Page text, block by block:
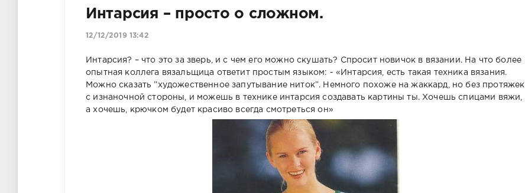
Интарсия – просто о сложном.
12/12/2019 13:42
Интарсия? – что это за зверь, и с чем его можно скушать? Спросит новичок в вязании. На что более
опытная коллега вязальщица ответит простым языком: - «Интарсия, есть такая техника вязания.
Можно сказать ”художественное запутывание ниток”. Немного похоже на жаккард, но без протяжек
с изнаночной стороны, и можешь в технике интарсия создавать картины ты. Хочешь спицами вяжи,
а хочешь, крючком будет красиво всегда смотреться он»